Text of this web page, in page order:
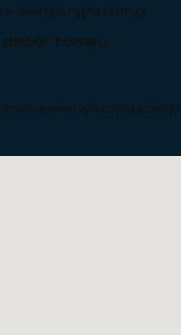
wentylacyjna.com.pl
dobór towaru
wentylacyjna.com.pl